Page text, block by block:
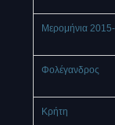
Μερομήνια
Φολέγανδρος
Κρήτη